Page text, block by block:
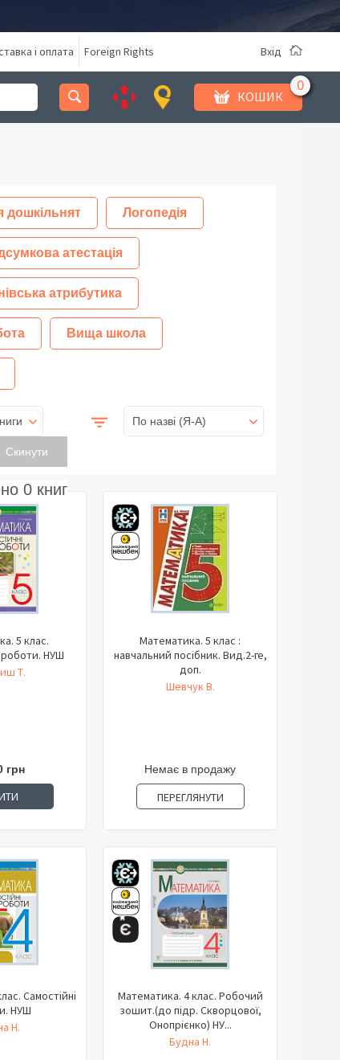
і оплата Foreign Rights Вхід
КОШИК
дошкільнят Логопедія
атестація
атрибутика
Вища школа
0 книг
По назві (Я-А)
5 клас.
роботи. НУШ
Т.
грн
Математика. 5 клас :
навчальний посібник. Вид.2-ге,
доп.
Шевчук В.
Немає в продажу
ПЕРЕГЛЯНУТИ
Самостійні
НУШ
Н.
Математика. 4 клас. Робочий
зошит.(до підр. Скворцової,
Онопрієнко) НУ...
Будна Н.